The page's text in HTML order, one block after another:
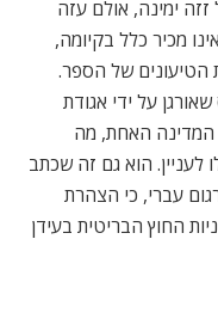
ימינה, אולם עזה
מכיר כלל בקיומה,
הטיעונים של הספר.
על ידי אגודת
המדינה האחת, מה
הוא גם זה שכתב
עברי, כי הצהרת
החוץ הבריטית בעידן